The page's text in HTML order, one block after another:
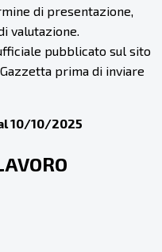
di presentazione,
valutazione.
pubblicato sul sito
prima di inviare
10/10/2025